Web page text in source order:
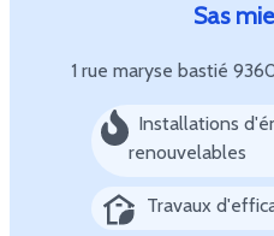
Sas
1 rue maryse bastié
Installations
renouvelables
Travaux